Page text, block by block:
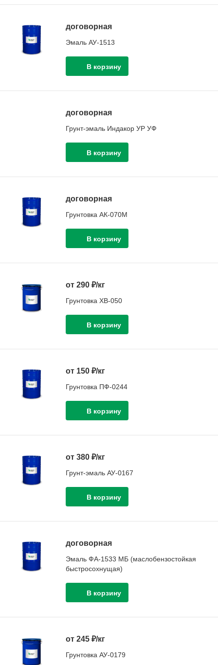
договорная
Эмаль АУ-1513
договорная
Грунт-эмаль Индакор УР УФ
договорная
Грунтовка АК-070М
от 290 ₽/кг
Грунтовка ХВ-050
от 150 ₽/кг
Грунтовка ПФ-0244
от 380 ₽/кг
Грунт-эмаль АУ-0167
договорная
Эмаль ФА-1533 МБ (маслобензостойкая
быстросохнущая)
от 245 ₽/кг
Грунтовка АУ-0179